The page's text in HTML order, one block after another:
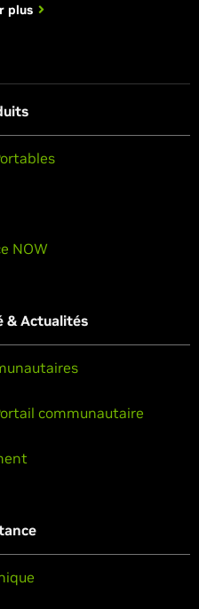
plus
NOW
& Actualités
communautaire